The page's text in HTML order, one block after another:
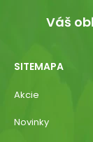
Váš
SITEMAPA
Akcie
Novinky